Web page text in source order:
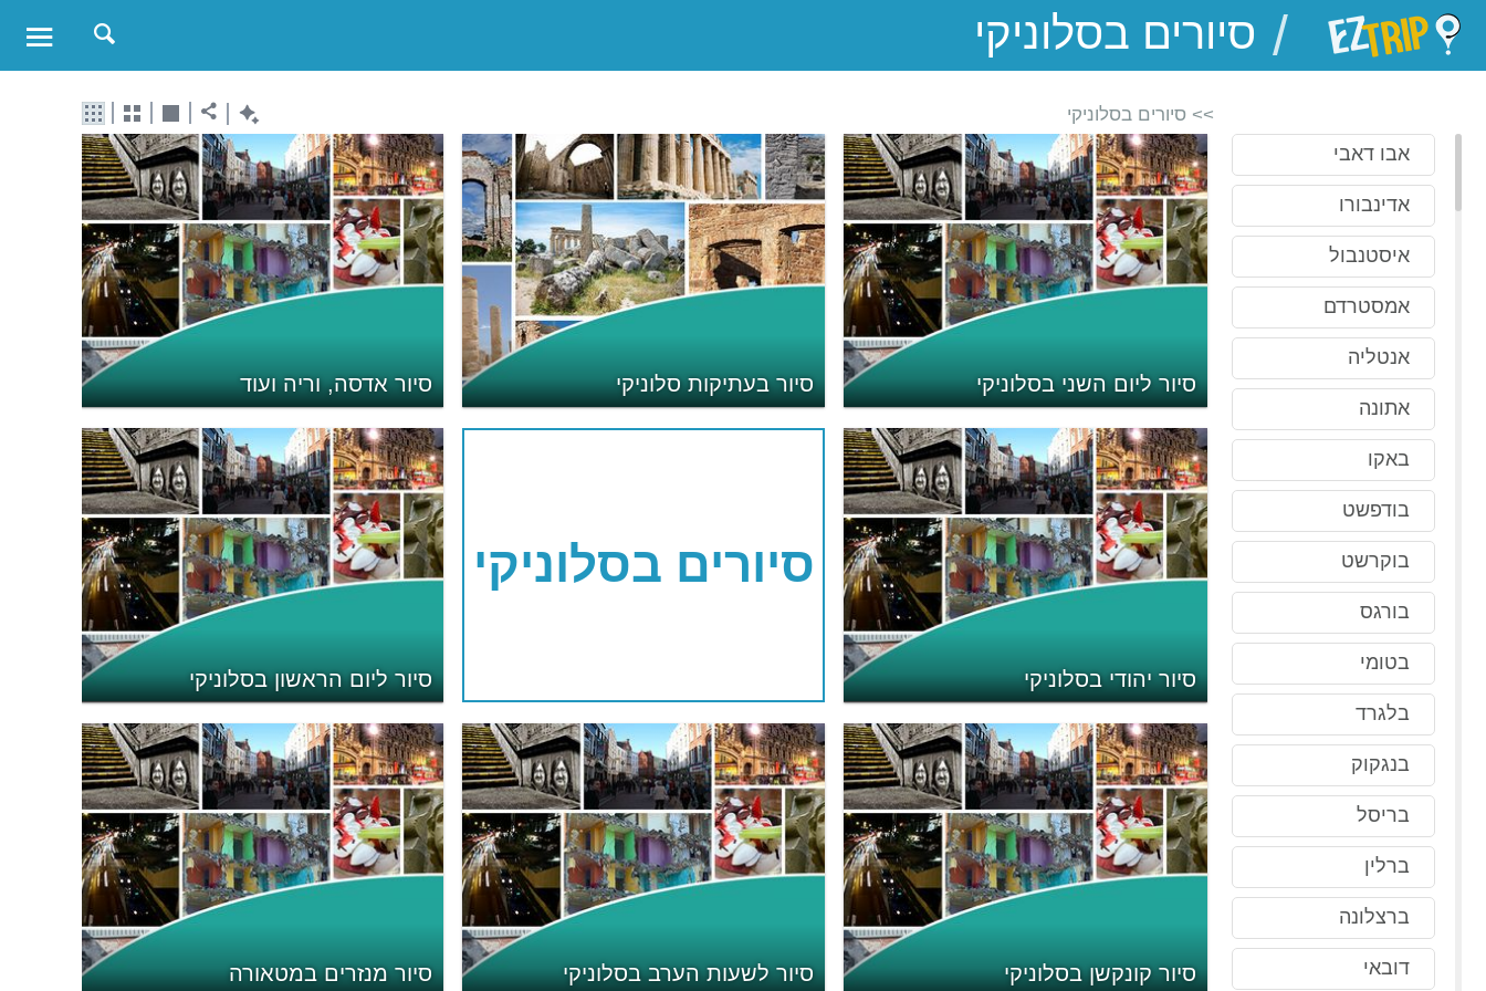
EZTrip
/
אבו דאבי
אדינבורו
איסטנבול
אמסטרדם
אנטליה
אתונה
באקו
בודפשט
בוקרשט
בורגס
בטומי
בלגרד
בנגקוק
בריסל
ברלין
ברצלונה
דובאי
>> סיורים בסלוניקי
סיור אדסה, וריה ועוד סיור בעתיקות סלוניקי סיור ליום השני בסלוניקי
סיור ליום הראשון בסלוניקי
סיורים בסלוניקי
סיור יהודי בסלוניקי
סיור מנזרים במטאורה סיור לשעות הערב בסלוניקי סיור קונקשן בסלוניקי